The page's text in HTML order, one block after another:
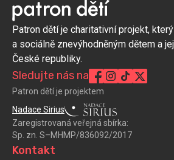
Patron dětí je charitativní projekt,
a sociálně znevýhodněným dětem a
České republiky.
Sledujte nás na
Patron dětí je projektem
Nadace Sirius
Zaregistrovaná veřejná sbírka:
Sp. zn. S–MHMP/836092/2017
Kontakt